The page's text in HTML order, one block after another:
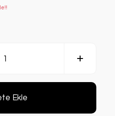
Ekle